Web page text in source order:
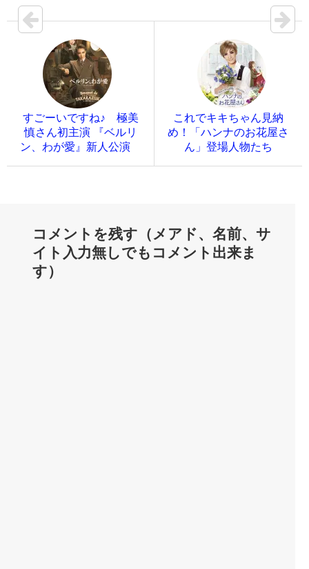
すごーいですね♪ 極美
慎さん初主演 『ベルリ
ン、わが愛』新人公演
これでキキちゃん見納
め！「ハンナのお花屋さ
ん」登場人物たち
コメントを残す（メアド、名前、サ
イト入力無しでもコメント出来ま
す）